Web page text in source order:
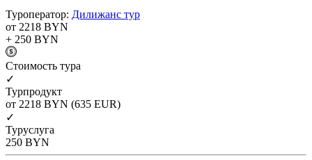
Туроператор: Дилижанс тур
от 2218 BYN
+ 250 BYN
Cтоимость тура
✓
Турпродукт
от 2218 BYN (635 EUR)
✓
Туруслуга
250 BYN